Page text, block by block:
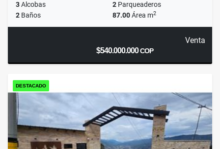
3Alcobas 2 Parqueaderos
2 Baños 87.00Área m2
Venta
$540.000.000COP
DESTACADO